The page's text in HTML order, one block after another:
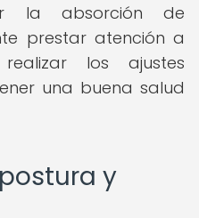
la absorción de
prestar atención a
los ajustes
una buena salud
y